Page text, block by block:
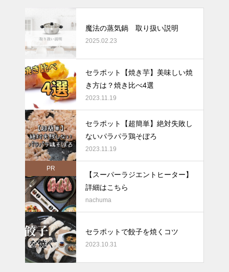
魔法の蒸気鍋 取り扱い説明
2025.02.23
セラポット【焼き芋】美味しい焼
き方は？焼き比べ4選
2023.11.19
セラポット【超簡単】絶対失敗し
ないパラパラ鶏そぼろ
2023.11.19
PR
【スーパーラジエントヒーター】
詳細はこちら
nachuma
セラポットで餃子を焼くコツ
2023.10.31